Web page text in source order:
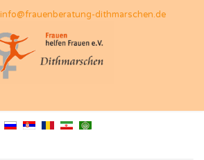
info@frauenberatung-dithmarschen.de